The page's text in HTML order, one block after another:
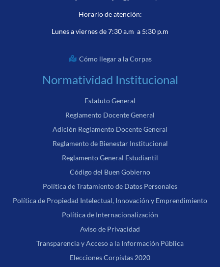
Horario de atención:
Lunes a viernes de 7:30 a.m a 5:30 p.m
Cómo llegar a la Corpas
Normatividad Institucional
Estatuto General
Reglamento Docente General
Adición Reglamento Docente General
Reglamento de Bienestar Institucional
Reglamento General Estudiantil
Código del Buen Gobierno
Política de Tratamiento de Datos Personales
Política de Propiedad Intelectual, Innovación y Emprendimiento
Política de Internacionalización
Aviso de Privacidad
Transparencia y Acceso a la Información Pública
Elecciones Corpistas 2020